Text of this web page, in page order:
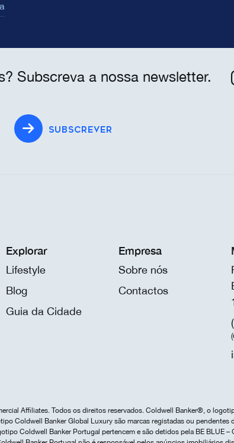
Subscreva a nossa newsletter.
SUBSCREVER
Explorar
Lifestyle
Blog
Guia da Cidade
Empresa
Sobre nós
Contactos
Affiliates. Todos os direitos reservados. Coldwell Banker®, o
Coldwell Banker Global Luxury são marcas registadas ou pendentes
Coldwell Banker Portugal pertencem e são detidos pela BE BLUE